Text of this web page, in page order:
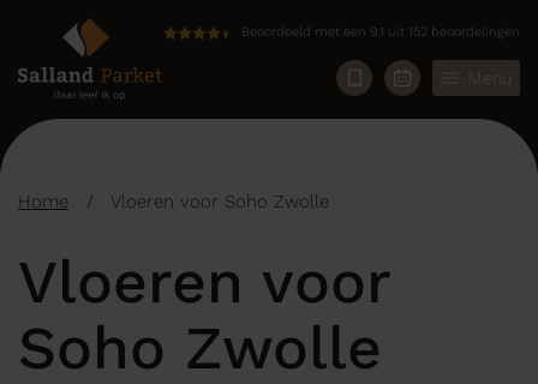
Beoordeeld met een 9.1 uit 152 beoordelingen
Menu
Home / Vloeren voor Soho Zwolle
Vloeren voor
Soho Zwolle